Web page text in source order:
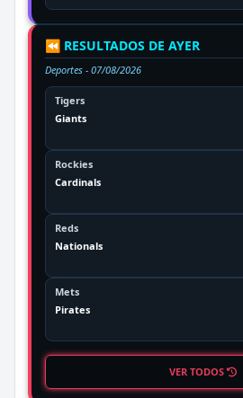
⏪ RESULTADOS DE AYER
Deportes - 07/08/2026
Tigers
Giants
Rockies
Cardinals
Reds
Nationals
Mets
Pirates
VER TODOS